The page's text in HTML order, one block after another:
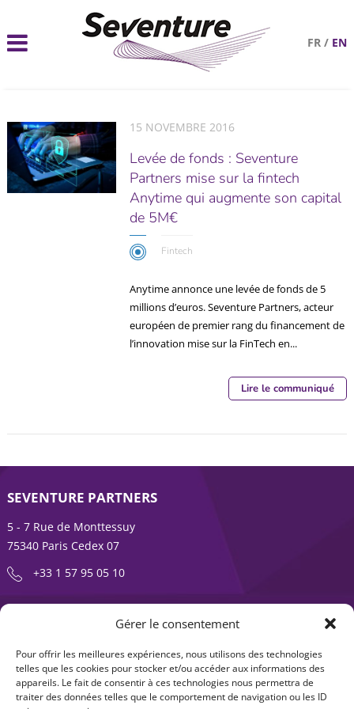
Gérer le consentement
Pour offrir les meilleures expériences, nous utilisons des technologies
telles que les cookies pour stocker et/ou accéder aux informations des
appareils. Le fait de consentir à ces technologies nous permettra de
traiter des données telles que le comportement de navigation ou les ID
FR / EN
15 NOVEMBRE 2016
Levée de fonds : Seventure
Partners mise sur la fintech
Anytime qui augmente son capital
de 5M€
Fintech
Anytime annonce une levée de fonds de 5
millions d’euros. Seventure Partners, acteur
européen de premier rang du financement de
l’innovation mise sur la FinTech en...
Lire le communiqué
SEVENTURE PARTNERS
5 - 7 Rue de Monttessuy
75340 Paris Cedex 07
+33 1 57 95 05 10
ENTREPRENDRE EST UNE AVENTURE
À propos
Expertises
Offre produits
Actualités
Contact